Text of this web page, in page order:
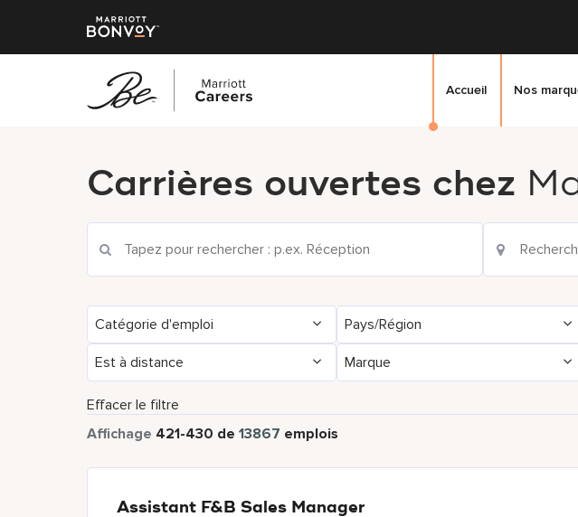
Accueil Nos
Carrières ouvertes chez
Catégorie d'emploi Pays/Région
Est à distance Marque
Effacer le filtre
Affichage 421-430 de 13867 emplois
Assistant F&B Sales Manager